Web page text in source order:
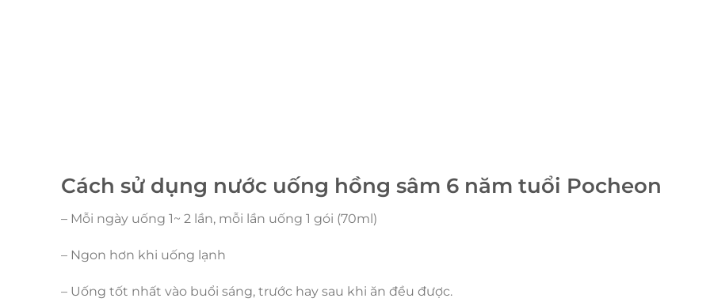
Cách sử dụng nước uống hồng sâm 6 năm tuổi Pocheon
– Mỗi ngày uống 1~ 2 lần, mỗi lần uống 1 gói (70ml)
– Ngon hơn khi uống lạnh
– Uống tốt nhất vào buổi sáng, trước hay sau khi ăn đều được.